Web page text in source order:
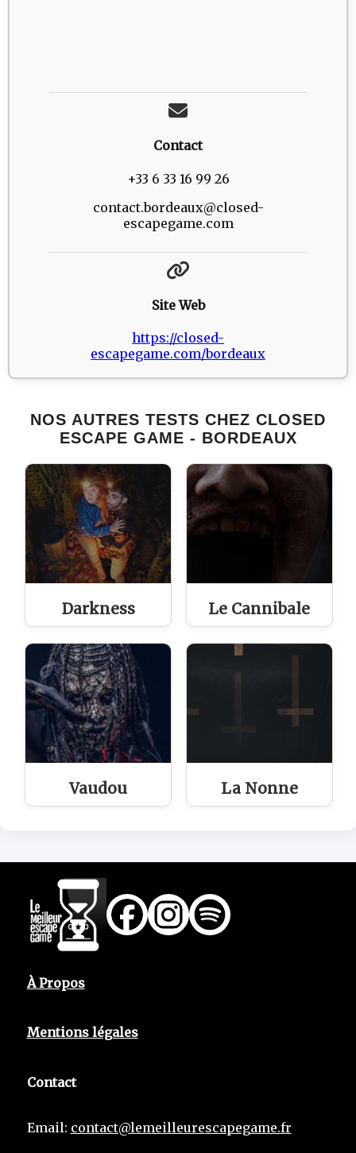
Contact
+33 6 33 16 99 26
contact.bordeaux@closed-
escapegame.com
Site Web
https://closed-
escapegame.com/bordeaux
NOS AUTRES TESTS CHEZ CLOSED
ESCAPE GAME - BORDEAUX
Darkness Le Cannibale
Vaudou La Nonne
À Propos
Mentions légales
Contact
Email: contact@lemeilleurescapegame.fr